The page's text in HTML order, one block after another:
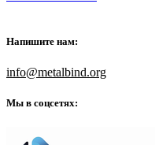
Напишите нам:
info@metalbind.org
Мы в соцсетях: